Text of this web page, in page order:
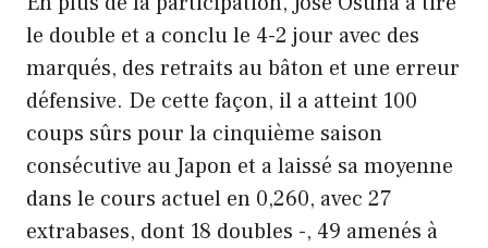
le double et a conclu le 4-2 jour avec des
marqués, des retraits au bâton et une erreur
défensive. De cette façon, il a atteint 100
coups sûrs pour la cinquième saison
consécutive au Japon et a laissé sa moyenne
dans le cours actuel en 0,260, avec 27
extrabases, dont 18 doubles -, 49 amenés à